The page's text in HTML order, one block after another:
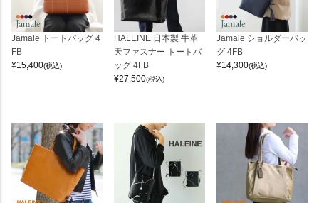
Jamale トートバッグ 4
FB
¥15,400(税込)
HALEINE 日本製 牛革
天ファスナー トートバ
ッグ 4FB
¥27,500(税込)
Jamale ショルダーバッ
グ 4FB
¥14,300(税込)